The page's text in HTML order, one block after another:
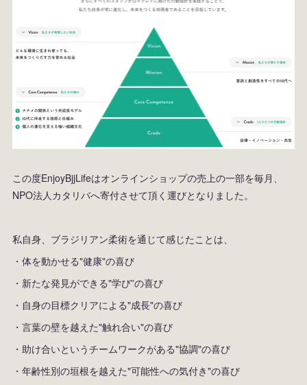
この度EnjoyBjjLifeはオンラインショップの売上の一部を毎月、
NPO法人カタリバへ寄付させて頂く運びとなりました。
私自身、ブラジリアン柔術を通じて感じたことは、
・体を動かせる"健康"の喜び
・新たな発見ができる"学び”の喜び
・自身の目標クリアによる"成長"の喜び
・言葉の壁を越えた"触れ合い"の喜び
・助け合いというチームワークがある"協調"の喜び
・年齢性別の垣根を越えた"可能性への気付き"の喜び